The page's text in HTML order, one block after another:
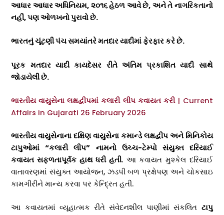
આધાર આધાર અધિનિયમ, ૨૦૧૬ હેઠળ આવે છે, અને તે નાગરિકતાનો
નહીં,પણ ઓળખનો પુરાવો છે.
ભારતનું ચૂંટણી પંચ સમયાંતરે મતદાર યાદીમાં ફેરફાર કરે છે.
પૂરક મતદાર યાદી કાયદેસર રીતે અંતિમ પ્રકાશિત યાદી સાથે
જોડાયેલી છે.
ભારતીય વાયુસેના લક્ષદ્વીપમાં કલારી લીપ કવાયત કરી | Current
Affairs in Gujarati 26 February 2026
ભારતીય વાયુસેનાના દક્ષિણ વાયુસેના કમાન્ડે લક્ષદ્વીપ અને મિનિકોય
ટાપુઓમાં “કલારી લીપ” નામનો ઉચ્ચ-ટેમ્પો સંયુક્ત દરિયાઈ
કવાયત સફળતાપૂર્વક હાથ ધરી હતી. આ કવાયત મુશ્કેલ દરિયાઈ
વાતાવરણમાં સંયુક્ત આયોજન, ઝડપી બળ પ્રક્ષેપણ અને ચોકસાઇ
કામગીરીને માન્ય કરવા પર કેન્દ્રિત હતી.
આ કવાયતમાં વ્યૂહાત્મક રીતે સંવેદનશીલ પાણીમાં સંકલિત ટાપુ